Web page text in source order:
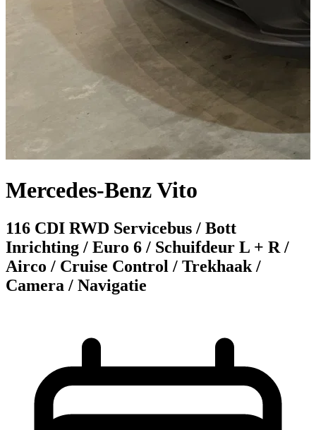
Mercedes-Benz Vito
116 CDI RWD Servicebus / Bott
Inrichting / Euro 6 / Schuifdeur L + R /
Airco / Cruise Control / Trekhaak /
Camera / Navigatie